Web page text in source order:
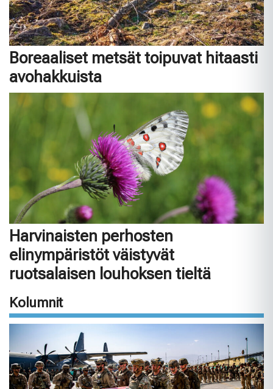
Boreaaliset metsät toipuvat hitaasti
avohakkuista
Harvinaisten perhosten
elinympäristöt väistyvät
ruotsalaisen louhoksen tieltä
Kolumnit